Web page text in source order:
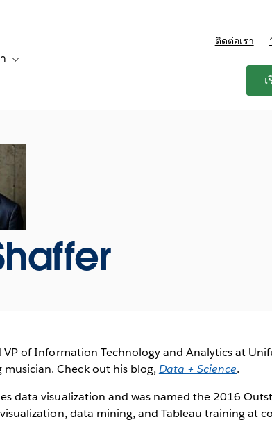
ติดต่อเรา
VP of Information Technology and Analytics at
musician. Check out his blog, Data + Science.
data visualization and was named the 2016
data mining, and Tableau training at